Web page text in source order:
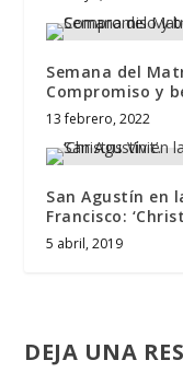
Semana del
Compromiso y
13 febrero, 2022
San Agustín en
Francisco:
5 abril, 2019
DEJA UNA